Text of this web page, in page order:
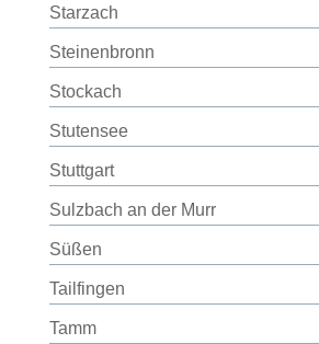
Starzach
Steinenbronn
Stockach
Stutensee
Stuttgart
Sulzbach an der Murr
Süßen
Tailfingen
Tamm